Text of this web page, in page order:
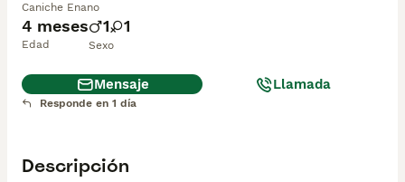
4 meses
Edad
1 1
Sexo
Caniche Enano
Mensaje Llamada
Responde en 1 día
Descripción